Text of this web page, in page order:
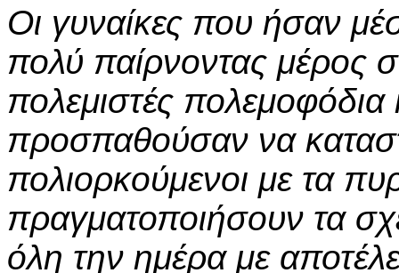
Οι γυναίκες που ήσαν
πολύ παίρνοντας μέρος
πολεμιστές
προσπαθούσαν να
πολιορκούμενοι με τα
πραγματοποιήσουν τα
όλη την ημέρα με